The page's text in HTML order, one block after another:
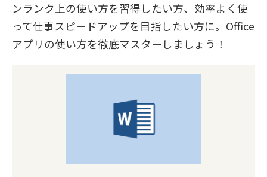
ンランク上の使い方を習得したい方、効率よく使
って仕事スピードアップを目指したい方に。Office
アプリの使い方を徹底マスターしましょう！